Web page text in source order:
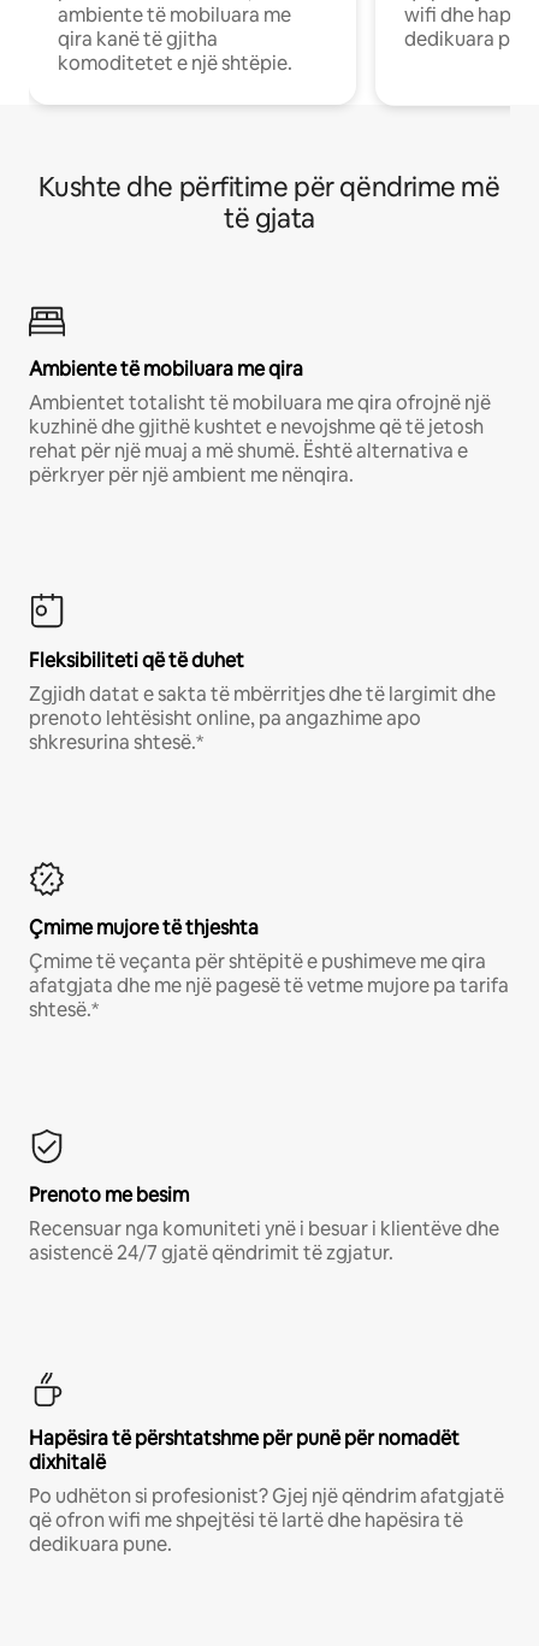
ambiente të mobiluara me
qira kanë të gjitha
komoditetet e një shtëpie.
wifi dhe
dedikuara
Kushte dhe përfitime për qëndrime më
të gjata
Ambiente të mobiluara me qira
Ambientet totalisht të mobiluara me qira ofrojnë një
kuzhinë dhe gjithë kushtet e nevojshme që të jetosh
rehat për një muaj a më shumë. Është alternativa e
përkryer për një ambient me nënqira.
Fleksibiliteti që të duhet
Zgjidh datat e sakta të mbërritjes dhe të largimit dhe
prenoto lehtësisht online, pa angazhime apo
shkresurina shtesë.*
Çmime mujore të thjeshta
Çmime të veçanta për shtëpitë e pushimeve me qira
afatgjata dhe me një pagesë të vetme mujore pa tarifa
shtesë.*
Prenoto me besim
Recensuar nga komuniteti ynë i besuar i klientëve dhe
asistencë 24/7 gjatë qëndrimit të zgjatur.
Hapësira të përshtatshme për punë për nomadët
dixhitalë
Po udhëton si profesionist? Gjej një qëndrim afatgjatë
që ofron wifi me shpejtësi të lartë dhe hapësira të
dedikuara pune.